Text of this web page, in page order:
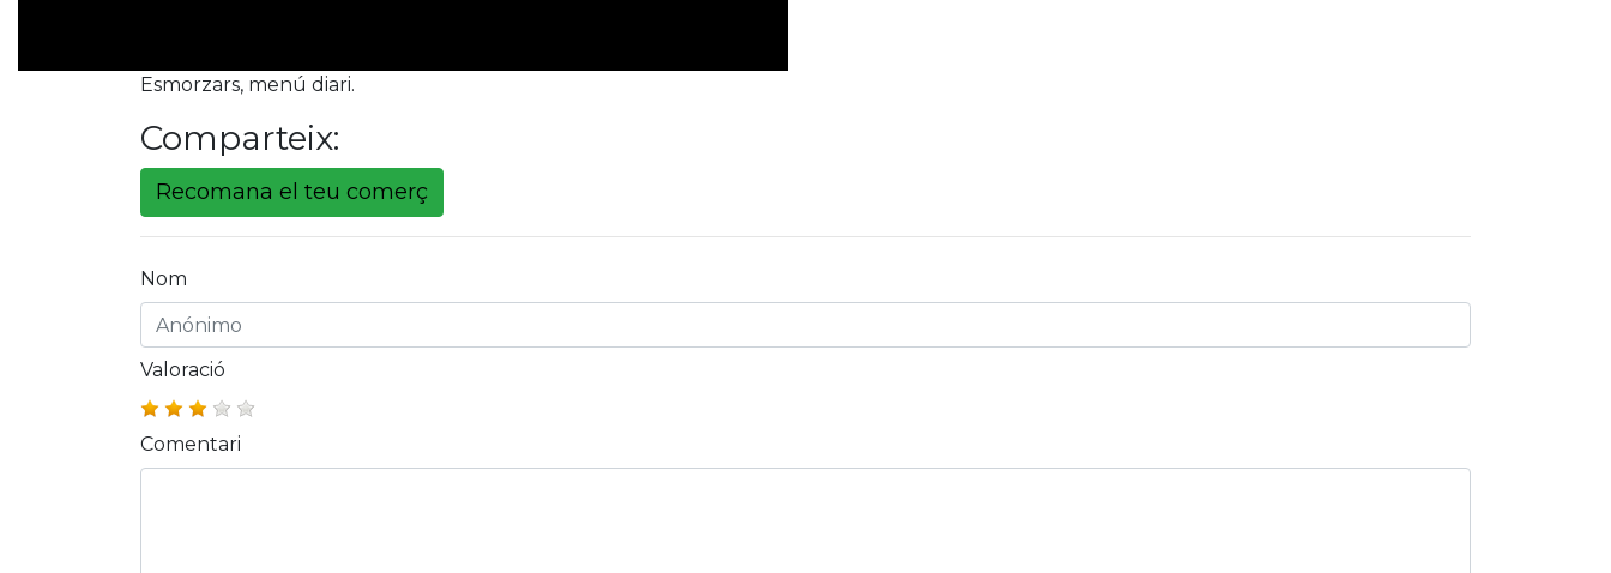
Esmorzars, menú diari.
Comparteix:
Recomana el teu comerç
Nom
Valoració
Comentari